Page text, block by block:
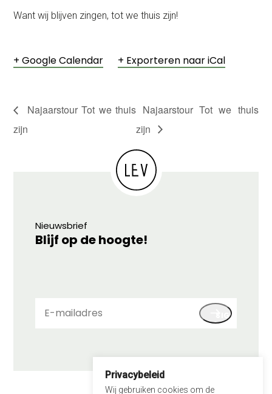
Want wij blijven zingen, tot we thuis zijn!
+ Google Calendar + Exporteren naar iCal
Najaarstour Tot we thuis
zijn
Najaarstour Tot we thuis
zijn
Nieuwsbrief
Blijf op de hoogte!
SIGN UP
© 2026 LEV
Privacybeleid
Wij gebruiken cookies om de